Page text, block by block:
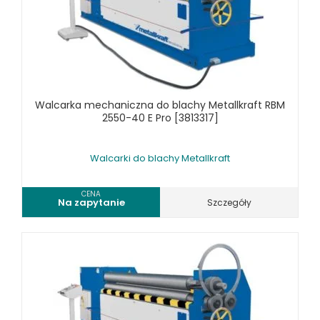
SPRZĘT CZYSZCZĄCY
SPRĘŻARKI I NARZĘDZIA PNEUMATYCZNE
RÓŻNE OKAZJE
Walcarka mechaniczna do blachy Metallkraft RBM
2550-40 E Pro [3813317]
Walcarki do blachy Metallkraft
CENA
Na zapytanie Szczegóły